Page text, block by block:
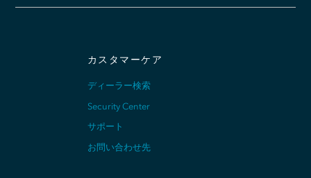
カスタマーケア
ディーラー検索
Security Center
サポート
お問い合わせ先